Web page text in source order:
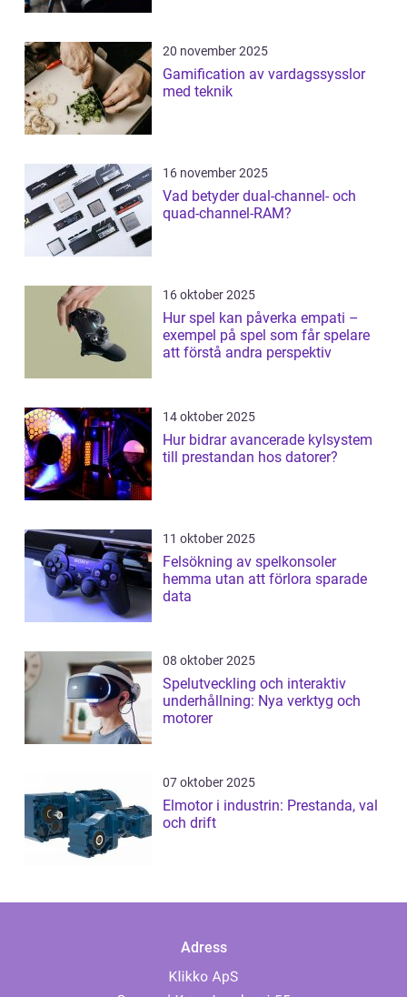
20 november 2025
Gamification av vardagssysslor
med teknik
16 november 2025
Vad betyder dual-channel- och
quad-channel-RAM?
16 oktober 2025
Hur spel kan påverka empati –
exempel på spel som får spelare
att förstå andra perspektiv
14 oktober 2025
Hur bidrar avancerade kylsystem
till prestandan hos datorer?
11 oktober 2025
Felsökning av spelkonsoler
hemma utan att förlora sparade
data
08 oktober 2025
Spelutveckling och interaktiv
underhållning: Nya verktyg och
motorer
07 oktober 2025
Elmotor i industrin: Prestanda, val
och drift
Adress